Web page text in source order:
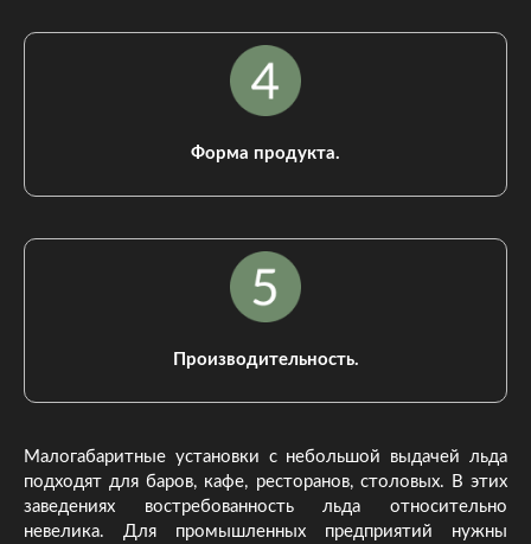
Форма продукта.
Производительность.
Малогабаритные установки с небольшой выдачей льда
подходят для баров, кафе, ресторанов, столовых. В этих
заведениях востребованность льда относительно
невелика. Для промышленных предприятий нужны